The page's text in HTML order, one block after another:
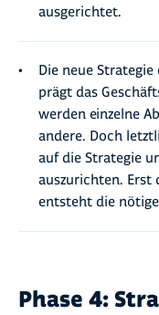
ausgerichtet.
Die neue
prägt das
werden einzelne
andere. Doch
auf die Strategie
auszurichten. Erst
entsteht die
Phase 4: